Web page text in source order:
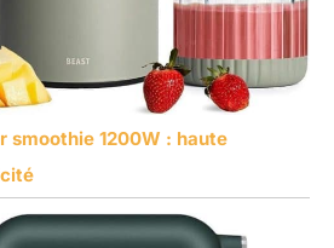
smoothie 1200W : haute